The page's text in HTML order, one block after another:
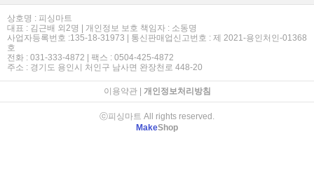
상호명 : 피싱마트
대표 : 김근배 외2명 | 개인정보 보호 책임자 : 소동명
사업자등록번호 :135-18-31973 | 통신판매업신고번호 : 제 2021-용인처인-01368
호
전화 : 031-333-4872 | 팩스 : 0504-425-4872
주소 : 경기도 용인시 처인구 남사면 완장천로 448-20
이용약관| 개인정보처리방침
ⓒ피싱마트 All rights reserved.
MakeShop